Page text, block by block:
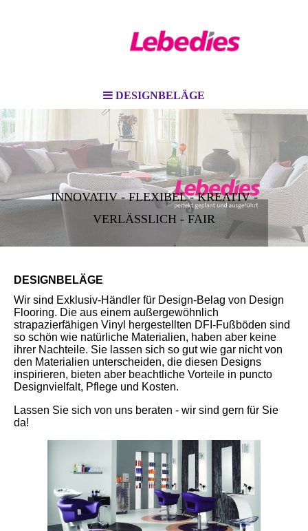
DESIGNBELÄGE
INNOVATIV - FLEXIBEL - KREATIV -
VERLÄSSLICH - FAIR
DESIGNBELÄGE
Wir sind Exklusiv-Händler für Design-Belag von Design
Flooring. Die aus einem außergewöhnlich
strapazierfähigen Vinyl hergestellten DFI-Fußböden sind
so schön wie natürliche Materialien, haben aber keine
ihrer Nachteile. Sie lassen sich so gut wie gar nicht von
den Materialien unterscheiden, die diesen Designs
inspirieren, bieten aber beachtliche Vorteile in puncto
Designvielfalt, Pflege und Kosten.
Lassen Sie sich von uns beraten - wir sind gern für Sie
da!